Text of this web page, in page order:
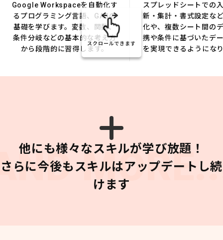
Google Workspaceを自動化す
るプログラミング言語、GASの
基礎を学びます。変数、関数、
条件分岐などの基本的な考え方
から段階的に習得します。
スプレッドシートでの
新・集計・書式設定な
化や、複数シート間の
携や条件に基づいたデ
を実現できるようにな
スクロールできます
他にも様々なスキルが学び放題！
さらに今後もスキルはアップデートし続
けます